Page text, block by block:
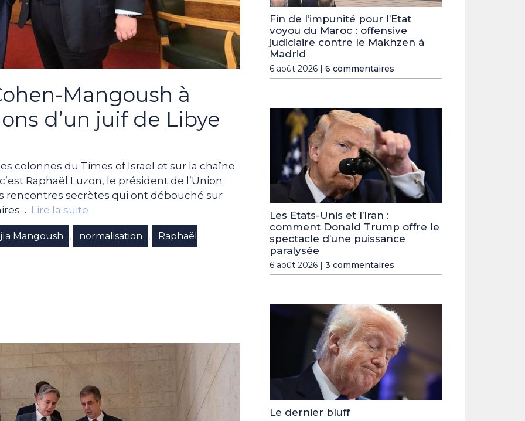
Mangoush à
d’un juif de Libye
colonnes du Times of Israel et sur la chaîne
Raphaël Luzon, le président de l’Union
rencontres secrètes qui ont débouché sur
… Lire la suite
Mangoush , normalisation ,
Raphaël
Fin de l’impunité pour l’Etat
voyou du Maroc : offensive
judiciaire contre le Makhzen à
Madrid
6 août 2026 | 6 commentaires
Les Etats-Unis et l’Iran :
comment Donald Trump offre le
spectacle d’une puissance
paralysée
6 août 2026 | 3 commentaires
Le dernier bluff